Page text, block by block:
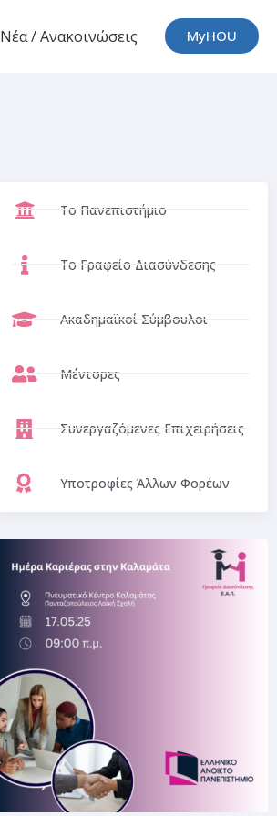
Νέα / Ανακοινώσεις MyHOU
Το Πανεπιστήμιο
Το Γραφείο Διασύνδεσης
Ακαδημαϊκοί Σύμβουλοι
Μέντορες
Συνεργαζόμενες Επιχειρήσεις
Υποτροφίες Άλλων Φορέων